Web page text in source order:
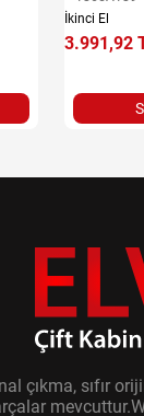
İkinci El
3.991,92
sıfır